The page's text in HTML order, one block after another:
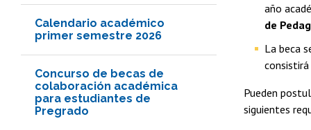
Calendario académico
primer semestre 2026
Concurso de becas de
colaboración académica
para estudiantes de
Pregrado
año
de
La beca
Pueden
siguientes